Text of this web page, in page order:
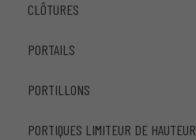
CLÔTURES
PORTAILS
PORTILLONS
PORTIQUES LIMITEUR DE HAUTEUR